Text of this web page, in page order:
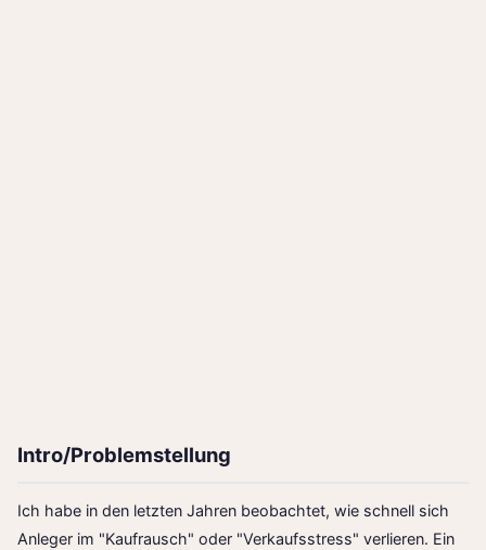
Intro/Problemstellung
Ich habe in den letzten Jahren beobachtet, wie schnell sich
Anleger im "Kaufrausch" oder "Verkaufsstress" verlieren. Ein